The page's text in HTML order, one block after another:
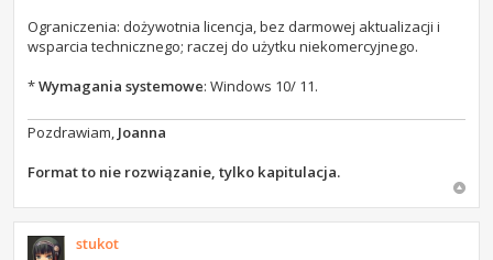
Ograniczenia: dożywotnia licencja, bez darmowej aktualizacji i
wsparcia technicznego; raczej do użytku niekomercyjnego.
*Wymagania systemowe: Windows 10/ 11.
Pozdrawiam, Joanna
Format to nie rozwiązanie, tylko kapitulacja.
stukot